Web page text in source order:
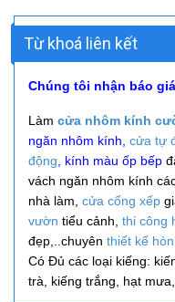
Từ khoá liên kết
Chúng tôi nhận báo
Làm cửa nhôm kính
ngăn nhôm kính, cửa tự
động , kính màu ốp bếp
vách ngăn nhôm kính
nhà làm, cửa cổng xếp
vườn tiểu cảnh, thi công
đẹp,.. chuyên thiết kế
Có Đủ các loại kiếng:
trà, kiếng trắng, hạt